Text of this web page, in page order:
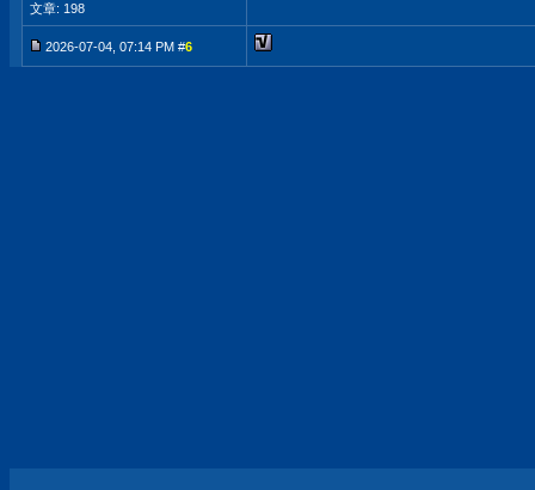
文章: 198
2026-07-04, 07:14 PM #6